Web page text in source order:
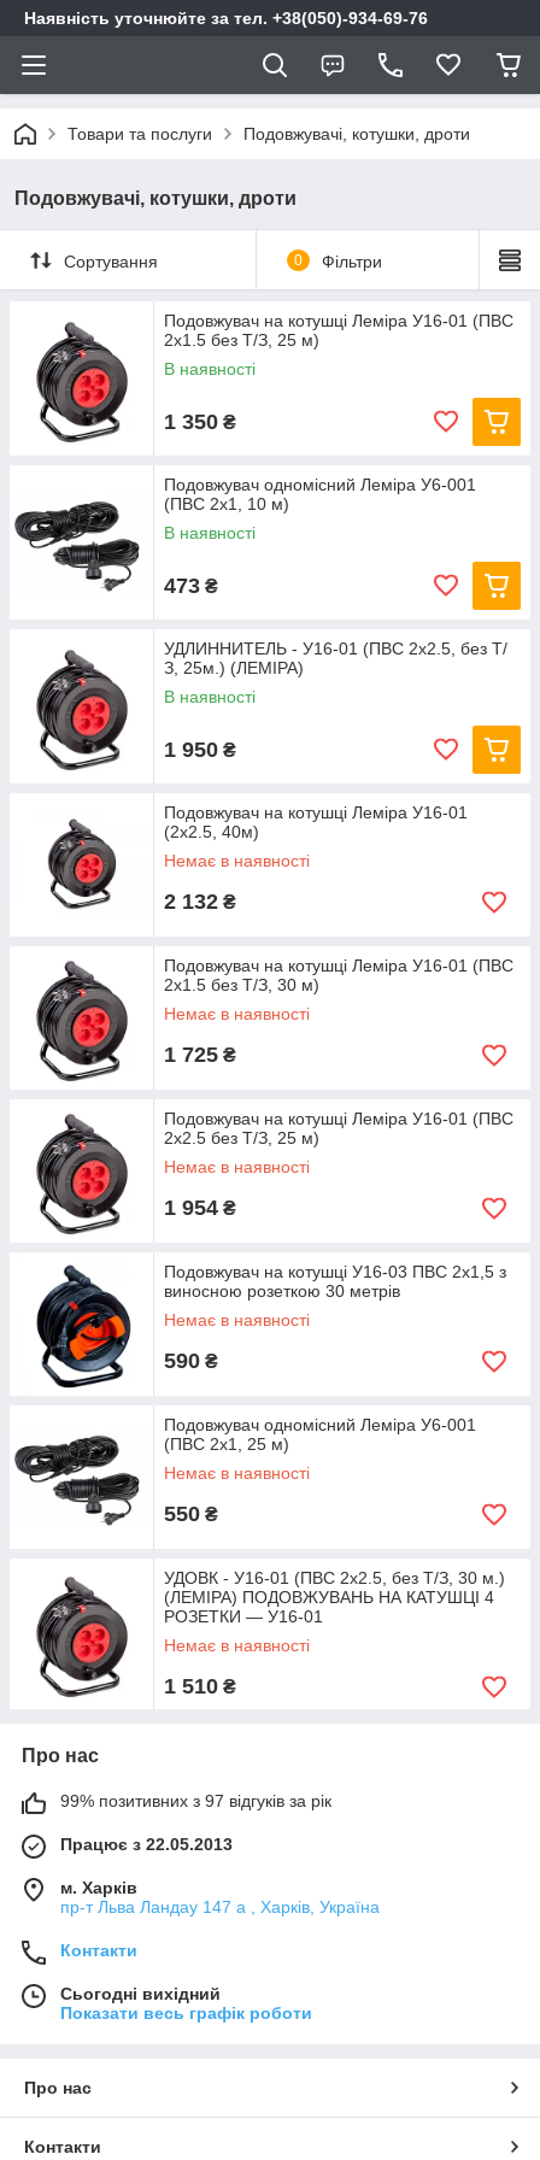
Наявність уточнюйте за тел. +38(050)-934-69-76
Товари та послуги Подовжувачі, котушки, дроти
Подовжувачі, котушки, дроти
Сортування 0 Фільтри
Подовжувач на котушці Леміра У16-01 (ПВС
2х1.5 без Т/З, 25 м)
В наявності
1 350 ₴
Подовжувач одномісний Леміра У6-001
(ПВС 2х1, 10 м)
В наявності
473 ₴
УДЛИННИТЕЛЬ - У16-01 (ПВС 2х2.5, без Т/
З, 25м.) (ЛЕМІРА)
В наявності
1 950 ₴
Подовжувач на котушці Леміра У16-01
(2х2.5, 40м)
Немає в наявності
2 132 ₴
Подовжувач на котушці Леміра У16-01 (ПВС
2х1.5 без Т/З, 30 м)
Немає в наявності
1 725 ₴
Подовжувач на котушці Леміра У16-01 (ПВС
2х2.5 без Т/З, 25 м)
Немає в наявності
1 954 ₴
Подовжувач на котушці У16-03 ПВС 2х1,5 з
виносною розеткою 30 метрів
Немає в наявності
590 ₴
Подовжувач одномісний Леміра У6-001
(ПВС 2х1, 25 м)
Немає в наявності
550 ₴
УДОВК - У16-01 (ПВС 2х2.5, без Т/З, 30 м.)
(ЛЕМІРА) ПОДОВЖУВАНЬ НА КАТУШЦI 4
РОЗЕТКИ — У16-01
Немає в наявності
1 510 ₴
Про нас
99% позитивних з 97 відгуків за рік
Працює з 22.05.2013
м. Харків
пр-т Льва Ландау 147 а , Харків, Україна
Контакти
Сьогодні вихідний
Показати весь графік роботи
Про нас
Контакти